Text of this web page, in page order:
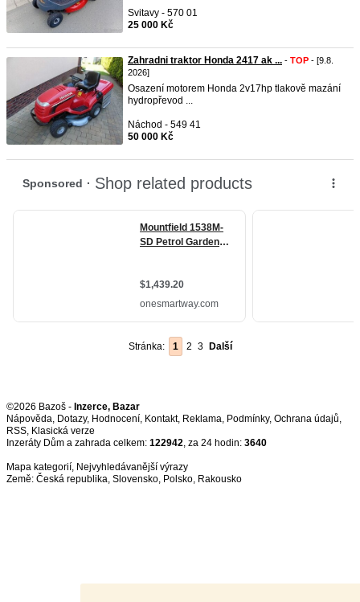
Svitavy - 570 01
25 000 Kč
Zahradni traktor Honda 2417 ak ... - TOP - [9.8.
2026]
Osazení motorem Honda 2v17hp tlakově mazání
hydropřevod ...
Náchod - 549 41
50 000 Kč
Stránka: 1 2 3 Další
©2026 Bazoš - Inzerce, Bazar
Nápověda, Dotazy, Hodnocení, Kontakt, Reklama, Podmínky, Ochrana údajů,
RSS,
Inzeráty Dům a zahrada celkem: 122942, za 24 hodin: 3640
Mapa kategorií, Nejvyhledávanější výrazy
Země: Česká republika, Slovensko, Polsko, Rakousko